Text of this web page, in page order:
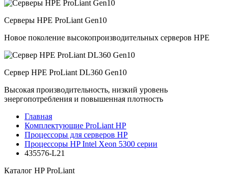
Серверы HPE ProLiant Gen10
Новое поколение высокопроизводительных серверов HPE
Сервер HPE ProLiant DL360 Gen10
Высокая производительность, низкий уровень
энергопотребления и повышенная плотность
Главная
Комплектующие ProLiant HP
Процессоры для серверов HP
Процессоры HP Intel Xeon 5300 серии
435576-L21
Каталог HP ProLiant